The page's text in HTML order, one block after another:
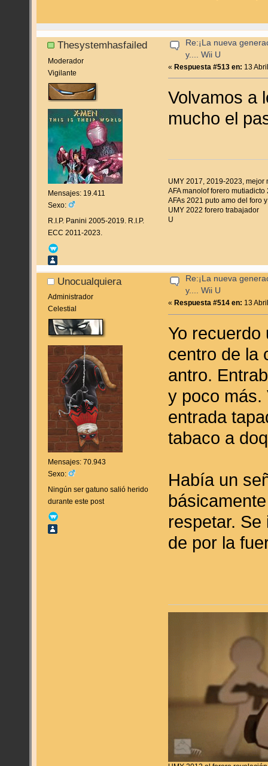
Thesystemhasfailed
Moderador
Vigilante
Mensajes: 19.411
Sexo:
R.I.P. Panini 2005-2019. R.I.P.
ECC 2011-2023.
Re:¡La nueva
y.... Wii U
« Respuesta #513 en: 13
Volvamos a
mucho el
UMY 2017, 2019-2023, mejor
AFA manolof forero mutiadicto
AFAs 2021 puto amo del foro
UMY 2022 forero trabajador
U
Unocualquiera
Administrador
Celestial
Mensajes: 70.943
Sexo:
Ningún ser gatuno salió herido
durante este post
Re:¡La nueva
y.... Wii U
« Respuesta #514 en: 13
Yo recuerdo
centro de la
antro.
y poco más.
entrada
tabaco a
Había un
respetar.
de por la